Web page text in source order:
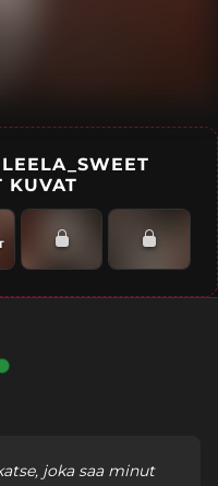
KUVAT
joka saa minut